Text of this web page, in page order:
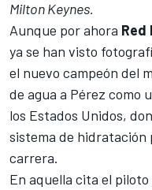
Milton Keynes.
Aunque por ahora Red
ya se han visto
el nuevo campeón del
de agua a Pérez como
los Estados Unidos,
sistema de hidratación
carrera.
En aquella cita el